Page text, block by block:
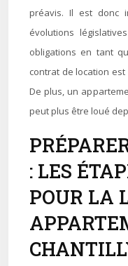
préavis. Il est donc
évolutions
obligations en tant
contrat de location
De plus, un
peut plus être loué
: LES
POUR LA